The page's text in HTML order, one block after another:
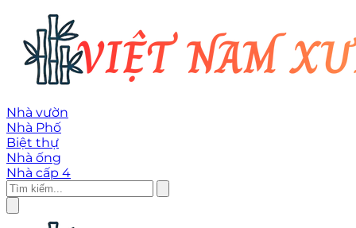
Nhà vườn
Nhà Phố
Biệt thự
Nhà ống
Nhà cấp 4